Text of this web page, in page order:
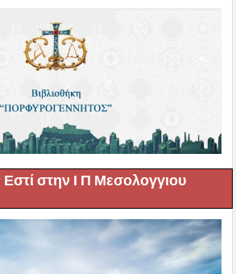
Εστί στην Ι Π Μεσολογγιου